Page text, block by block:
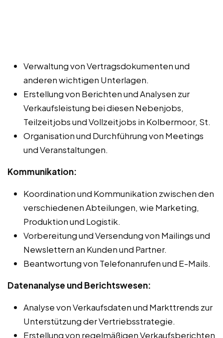
Verwaltung von Vertragsdokumenten und
anderen wichtigen Unterlagen.
Erstellung von Berichten und Analysen zur
Verkaufsleistung bei diesen Nebenjobs,
Teilzeitjobs und Vollzeitjobs in Kolbermoor, St.
Organisation und Durchführung von Meetings
und Veranstaltungen.
Kommunikation:
Koordination und Kommunikation zwischen den
verschiedenen Abteilungen, wie Marketing,
Produktion und Logistik.
Vorbereitung und Versendung von Mailings und
Newslettern an Kunden und Partner.
Beantwortung von Telefonanrufen und E-Mails.
Datenanalyse und Berichtswesen:
Analyse von Verkaufsdaten und Markttrends zur
Unterstützung der Vertriebsstrategie.
Erstellung von regelmäßigen Verkaufsberichten